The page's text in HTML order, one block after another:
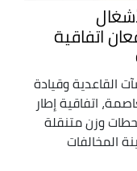
اتفاقية
وقيادة
اتفاقية إطار
وزن متنقلة
المخالفات